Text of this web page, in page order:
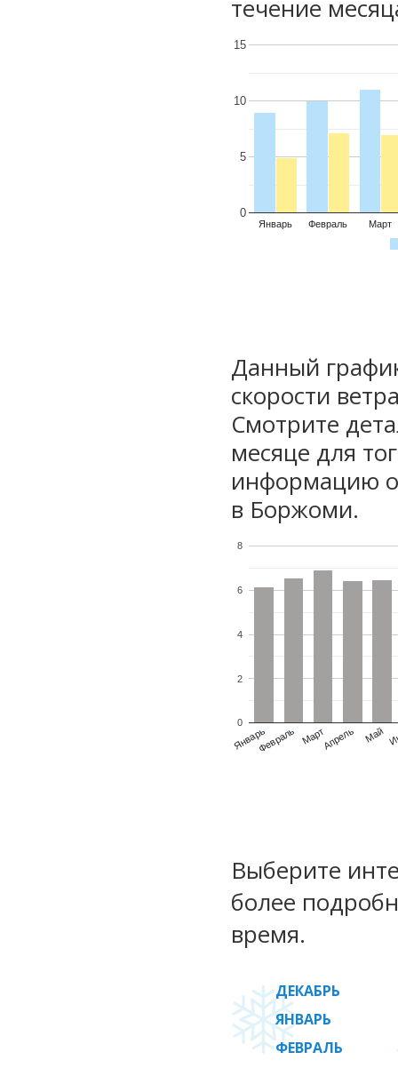
течение
Январь Февраль Март
0
5
10
15
Данный
скорости
Смотрите
месяце для
информацию о
в Боржоми.
ЯнварьФевраль МартАпрель Май
0
2
4
6
8
Выберите
более
время.
ДЕКАБРЬ
ЯНВАРЬ
ФЕВРАЛЬ